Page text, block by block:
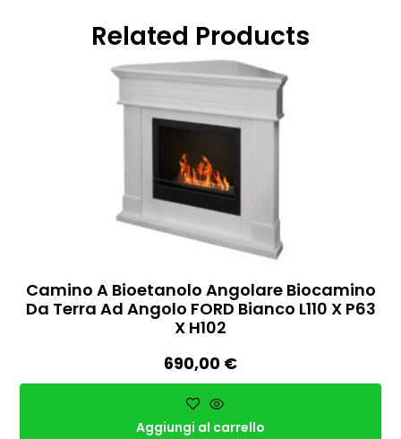
Related Products
Camino A Bioetanolo Angolare Biocamino
Da Terra Ad Angolo FORD Bianco L110 X P63
X H102
690,00 €
Aggiungi al carrello